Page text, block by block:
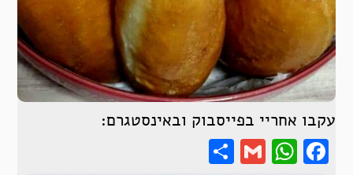
עקבו אחריי בפייסבוק ובאינסטגרם:
Facebook
WhatsApp
Gmail